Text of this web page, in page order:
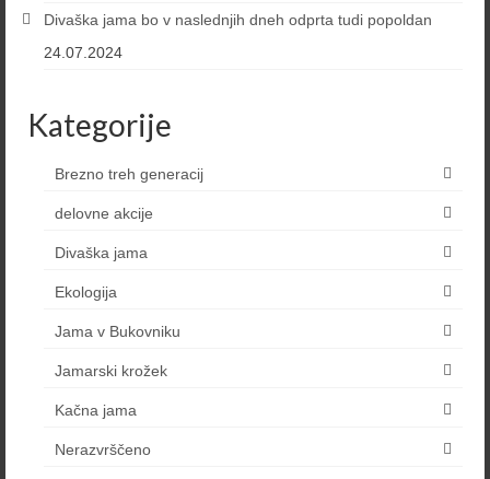
Divaška jama bo v naslednjih dneh odprta tudi popoldan
24.07.2024
Kategorije
Brezno treh generacij
delovne akcije
Divaška jama
Ekologija
Jama v Bukovniku
Jamarski krožek
Kačna jama
Nerazvrščeno